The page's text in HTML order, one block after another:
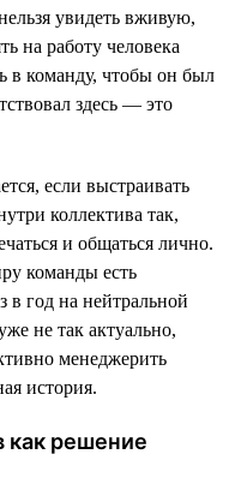
увидеть вживую,
на работу человека
в команду, чтобы он был
здесь — это
если выстраивать
коллектива так,
и общаться лично.
команды есть
в год на нейтральной
не так актуально,
менеджерить
история.
как решение